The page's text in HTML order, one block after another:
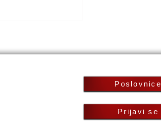
Poslovnice
Prijavi se